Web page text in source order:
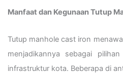
Manfaat dan Kegunaan Tutup
Tutup manhole cast iron
menjadikannya sebagai
infrastruktur kota. Beberapa di